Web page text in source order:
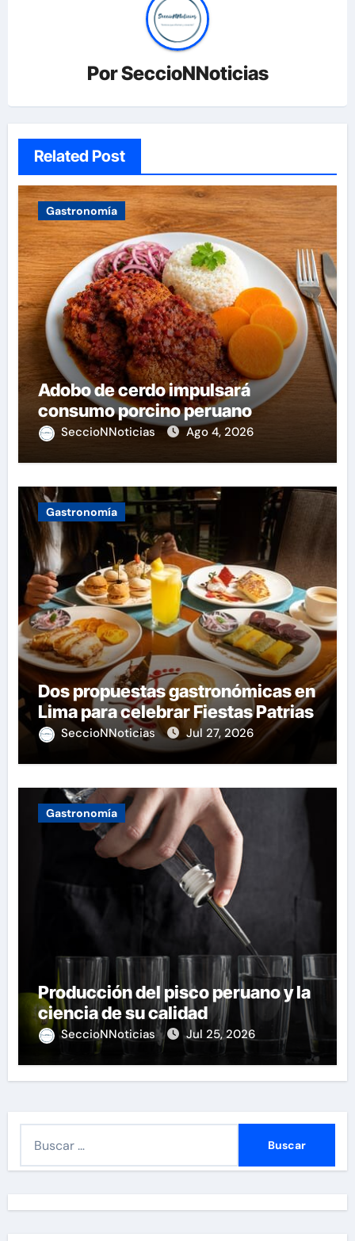
PorSeccioNNoticias
Related Post
Gastronomía
Adobo de cerdo impulsará
consumo porcino peruano
SeccioNNoticias Ago 4, 2026
Gastronomía
Dos propuestas gastronómicas en
Lima para celebrar Fiestas Patrias
SeccioNNoticias Jul 27, 2026
Gastronomía
Producción del pisco peruano y la
ciencia de su calidad
SeccioNNoticias Jul 25, 2026